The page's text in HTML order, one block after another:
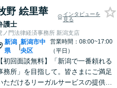
野 絵里華
護士
インタビューを
見る
ノ門法律経済事務所 新潟支店
新潟
県
|
新潟市中
央区
営業時間：08:00~17:00
（平日）
【初回面談無料】「新潟で一番頼れる
務所」を目指して。皆さまにご満足
ただけるリーガルサービスの提供を